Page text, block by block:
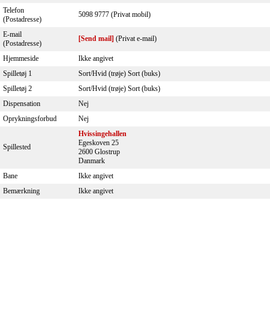
Telefon
(Postadresse)
5098 9777 (Privat mobil)
E-mail
(Postadresse)
[Send mail] (Privat e-mail)
Hjemmeside
Ikke angivet
Spilletøj 1
Sort/Hvid (trøje) Sort (buks)
Spilletøj 2
Sort/Hvid (trøje) Sort (buks)
Dispensation
Nej
Oprykningsforbud
Nej
Spillested
Hvissingehallen
Egeskoven 25
2600 Glostrup
Danmark
Bane
Ikke angivet
Bemærkning
Ikke angivet